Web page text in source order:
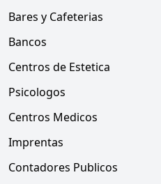
Bares y Cafeterias
Bancos
Centros de Estetica
Psicologos
Centros Medicos
Imprentas
Contadores Publicos